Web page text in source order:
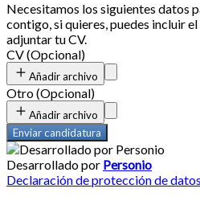
Necesitamos los siguientes datos
contigo, si quieres, puedes incluir
adjuntar tu CV.
CV(Opcional)
Añadir archivo
Otro(Opcional)
Añadir archivo
Enviar candidatura
Desarrollado por Personio
Declaración de protección de datos